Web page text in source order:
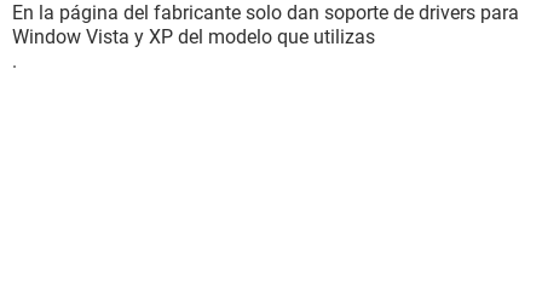
En la página del fabricante solo dan soporte de drivers para
Window Vista y XP del modelo que utilizas
.